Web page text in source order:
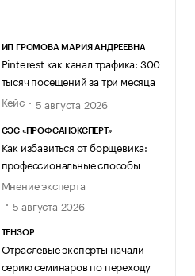
ИП ГРОМОВА МАРИЯ АНДРЕЕВНА
Pinterest как канал трафика: 300
тысяч посещений за три месяца
Кейс
5 августа 2026
СЭС «ПРОФСАНЭКСПЕРТ»
Как избавиться от борщевика:
профессиональные способы
Мнение эксперта
5 августа 2026
ТЕНЗОР
Отраслевые эксперты начали
серию семинаров по переходу